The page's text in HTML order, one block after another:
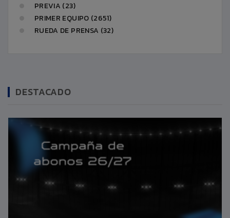
PREVIA (23)
PRIMER EQUIPO (2651)
RUEDA DE PRENSA (32)
DESTACADO